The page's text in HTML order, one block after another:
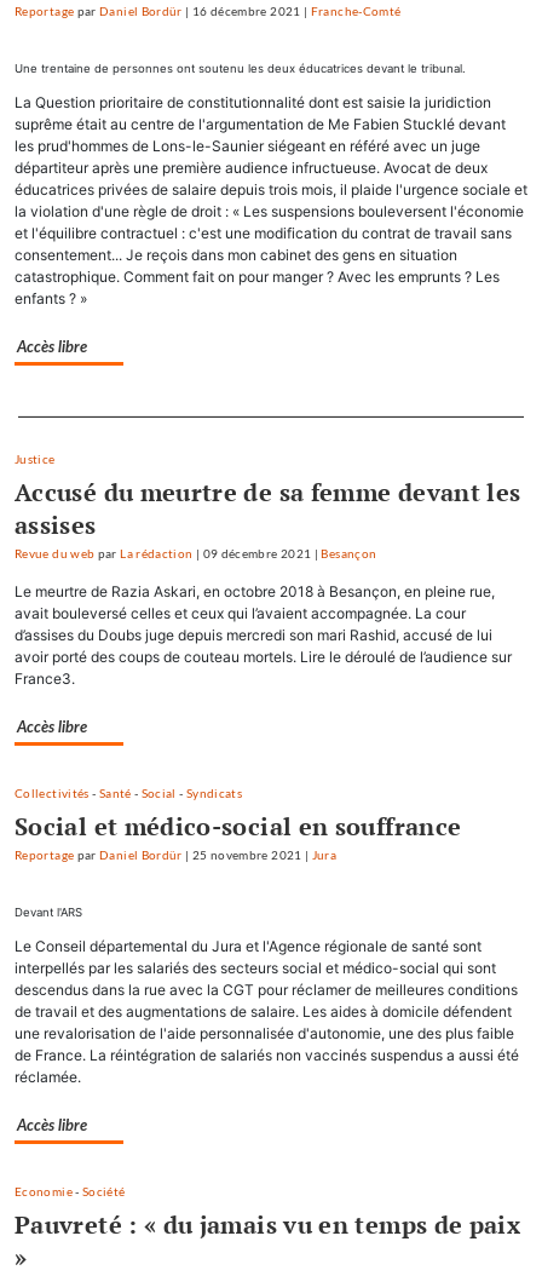
Reportage par Daniel Bordür 16 décembre 2021 Franche-Comté
Une trentaine de personnes ont soutenu les deux éducatrices devant le tribunal.
La Question prioritaire de constitutionnalité dont est saisie la juridiction
suprême était au centre de l'argumentation de Me Fabien Stucklé devant
les prud'hommes de Lons-le-Saunier siégeant en référé avec un juge
départiteur après une première audience infructueuse. Avocat de deux
éducatrices privées de salaire depuis trois mois, il plaide l'urgence sociale et
la violation d'une règle de droit : « Les suspensions bouleversent l'économie
et l'équilibre contractuel : c'est une modification du contrat de travail sans
consentement... Je reçois dans mon cabinet des gens en situation
catastrophique. Comment fait on pour manger ? Avec les emprunts ? Les
enfants ? »
Accès libre
Separateur
Justice
Accusé du meurtre de sa femme devant les
assises
Revue du web par La rédaction 09 décembre 2021 Besançon
Le meurtre de Razia Askari, en octobre 2018 à Besançon, en pleine rue,
avait bouleversé celles et ceux qui l’avaient accompagnée. La cour
d’assises du Doubs juge depuis mercredi son mari Rashid, accusé de lui
avoir porté des coups de couteau mortels. Lire le déroulé de l’audience sur
France3.
Accès libre
Collectivités - Santé - Social - Syndicats
Social et médico-social en souffrance
Reportage par Daniel Bordür 25 novembre 2021 Jura
Devant l'ARS
Le Conseil départemental du Jura et l'Agence régionale de santé sont
interpellés par les salariés des secteurs social et médico-social qui sont
descendus dans la rue avec la CGT pour réclamer de meilleures conditions
de travail et des augmentations de salaire. Les aides à domicile défendent
une revalorisation de l'aide personnalisée d'autonomie, une des plus faible
de France. La réintégration de salariés non vaccinés suspendus a aussi été
réclamée.
Accès libre
Economie- Société
Pauvreté : « du jamais vu en temps de paix
»